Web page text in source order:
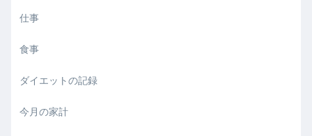
仕事
食事
ダイエットの記録
今月の家計